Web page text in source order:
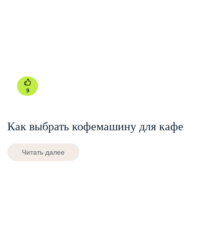
9
Как выбрать кофемашину для кафе
Читать далее